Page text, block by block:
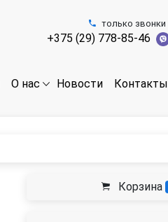
только звонки
+375 (29) 778-85-46
О нас Новости Контакты
Корзина